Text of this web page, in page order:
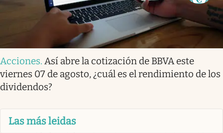
Acciones. Así abre la cotización de BBVA este
viernes 07 de agosto, ¿cuál es el rendimiento de los
dividendos?
Las más leidas